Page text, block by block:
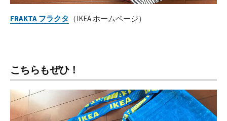
FRAKTA フラクタ （IKEA ホームページ）
こちらもぜひ！